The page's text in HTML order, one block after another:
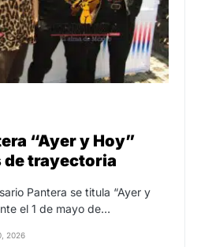
“Ayer y Hoy”
de trayectoria
Pantera se titula “Ayer y
el 1 de mayo de…
2026